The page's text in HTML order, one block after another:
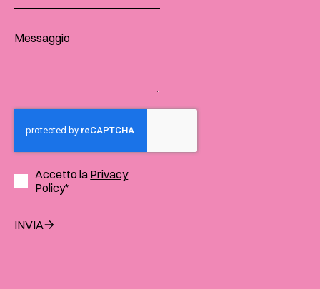
Accetto la Privacy
Policy*
INVIA